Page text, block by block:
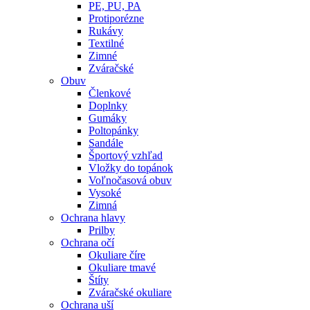
PE, PU, PA
Protiporézne
Rukávy
Textilné
Zimné
Zváračské
Obuv
Členkové
Doplnky
Gumáky
Poltopánky
Sandále
Športový vzhľad
Vložky do topánok
Voľnočasová obuv
Vysoké
Zimná
Ochrana hlavy
Prilby
Ochrana očí
Okuliare číre
Okuliare tmavé
Štíty
Zváračské okuliare
Ochrana uší